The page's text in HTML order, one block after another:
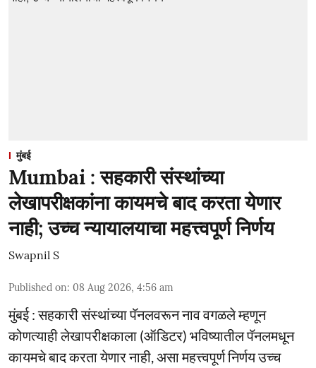
मुंबई
Mumbai : सहकारी संस्थांच्या
लेखापरीक्षकांना कायमचे बाद करता येणार
नाही; उच्च न्यायालयाचा महत्त्वपूर्ण निर्णय
Swapnil S
Published on: 08 Aug 2026, 4:56 am
मुंबई : सहकारी संस्थांच्या पॅनलवरून नाव वगळले म्हणून
कोणत्याही लेखापरीक्षकाला (ऑडिटर) भविष्यातील पॅनलमधून
कायमचे बाद करता येणार नाही, असा महत्त्वपूर्ण निर्णय उच्च